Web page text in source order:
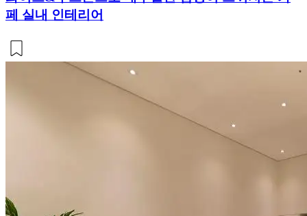
페 실내 인테리어